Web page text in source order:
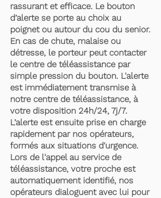
rassurant et efficace. Le bouton
d’alerte se porte au choix au
poignet ou autour du cou du senior.
En cas de chute, malaise ou
détresse, le porteur peut contacter
le centre de téléassistance par
simple pression du bouton. L'alerte
est immédiatement transmise à
notre centre de téléassistance, à
votre disposition 24h/24, 7j/7.
L’alerte est ensuite prise en charge
rapidement par nos opérateurs,
formés aux situations d'urgence.
Lors de l'appel au service de
téléassistance, votre proche est
automatiquement identifié, nos
opérateurs dialoguent avec lui pour